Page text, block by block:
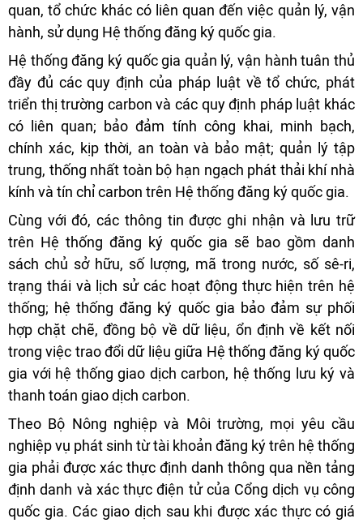
quan, tổ chức khác có liên quan đến việc quản lý, vận
hành, sử dụng Hệ thống đăng ký quốc gia.
Hệ thống đăng ký quốc gia quản lý, vận hành tuân thủ
đầy đủ các quy định của pháp luật về tổ chức, phát
triển thị trường carbon và các quy định pháp luật khác
có liên quan; bảo đảm tính công khai, minh bạch,
chính xác, kịp thời, an toàn và bảo mật; quản lý tập
trung, thống nhất toàn bộ hạn ngạch phát thải khí nhà
kính và tín chỉ carbon trên Hệ thống đăng ký quốc gia.
Cùng với đó, các thông tin được ghi nhận và lưu trữ
trên Hệ thống đăng ký quốc gia sẽ bao gồm danh
sách chủ sở hữu, số lượng, mã trong nước, số sê-ri,
trạng thái và lịch sử các hoạt động thực hiện trên hệ
thống; hệ thống đăng ký quốc gia bảo đảm sự phối
hợp chặt chẽ, đồng bộ về dữ liệu, ổn định về kết nối
trong việc trao đổi dữ liệu giữa Hệ thống đăng ký quốc
gia với hệ thống giao dịch carbon, hệ thống lưu ký và
thanh toán giao dịch carbon.
Theo Bộ Nông nghiệp và Môi trường, mọi yêu cầu
nghiệp vụ phát sinh từ tài khoản đăng ký trên hệ thống
gia phải được xác thực định danh thông qua nền tảng
định danh và xác thực điện tử của Cổng dịch vụ công
quốc gia. Các giao dịch sau khi được xác thực có giá